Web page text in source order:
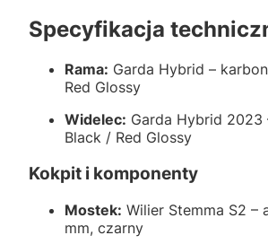
Specyfikacja
Rama: Garda Hybrid –
Red Glossy
Widelec: Garda Hybrid 2023
Black / Red Glossy
Kokpit i komponenty
Mostek: Wilier Stemma S2 –
mm, czarny